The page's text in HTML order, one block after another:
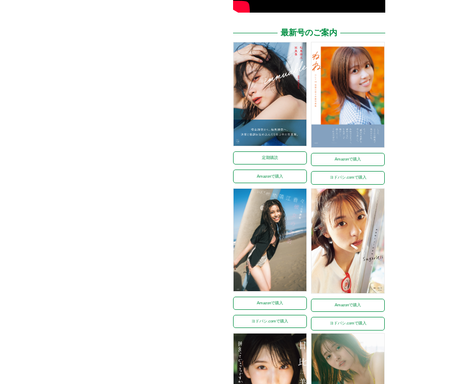
最新号のご案内
定期購読
Amazonで購入
Amazonで購入
ヨドバシ.comで購入
Amazonで購入
ヨドバシ.comで購入
Amazonで購入
ヨドバシ.comで購入